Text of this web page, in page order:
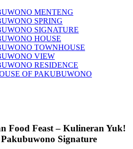
MENTENG
SPRING
SIGNATURE
HOUSE
TOWNHOUSE
VIEW
RESIDENCE
OF PAKUBUWONO
Food Feast – Kulineran Yuk!
Signature